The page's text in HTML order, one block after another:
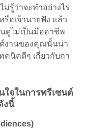
รู้ว่าจะทำอย่างไร
อเจ้านายฟัง แล้ว
ดูไม่เป็นมืออาชีพ
ต์งานของคุณนั้นน่า
คนิคดีๆ เกี่ยวกับกา
จในการพรีเซนต์
งนี้